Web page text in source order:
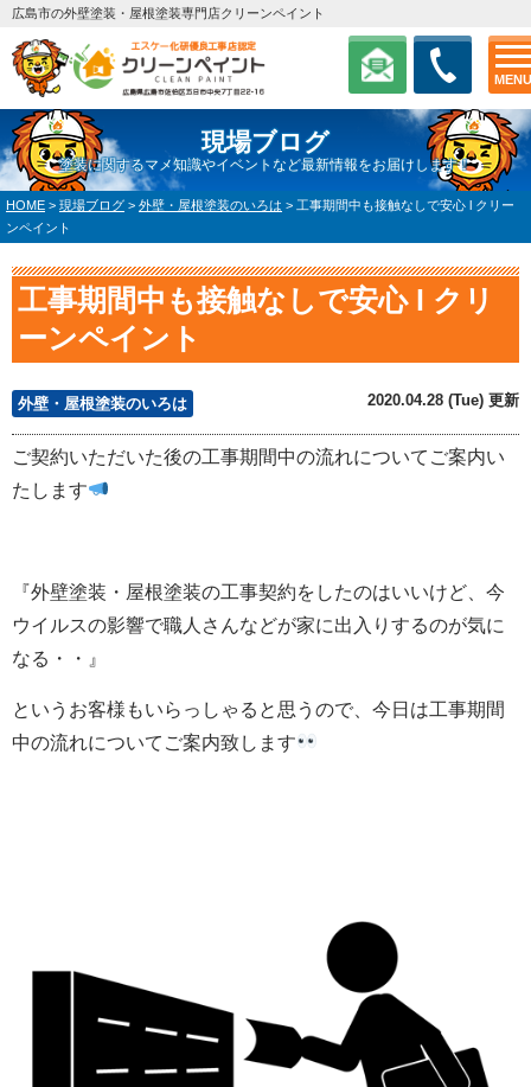
MENU
広島市の外壁塗装・屋根塗装専門店クリーンペイント
現場ブログ
塗装に関するマメ知識やイベントなど最新情報をお届けします！
HOME > 現場ブログ > 外壁・屋根塗装のいろは > 工事期間中も接触なしで安心 l クリー
ンペイント
工事期間中も接触なしで安心 l クリ
ーンペイント
外壁・屋根塗装のいろは 2020.04.28 (Tue) 更新
ご契約いただいた後の工事期間中の流れについてご案内い
たします
『外壁塗装・屋根塗装の工事契約をしたのはいいけど、今
ウイルスの影響で職人さんなどが家に出入りするのが気に
なる・・』
というお客様もいらっしゃると思うので、今日は工事期間
中の流れについてご案内致します